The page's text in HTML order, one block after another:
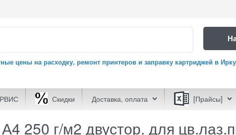
цены на расходку, ремонт принтеров и заправку картриджей в
Скидки Доставка, оплата [Прайсы]
250 г/м2 двустор. для